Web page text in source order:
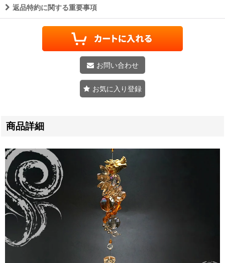
返品特約に関する重要事項
お問い合わせ
お気に入り登録
商品詳細